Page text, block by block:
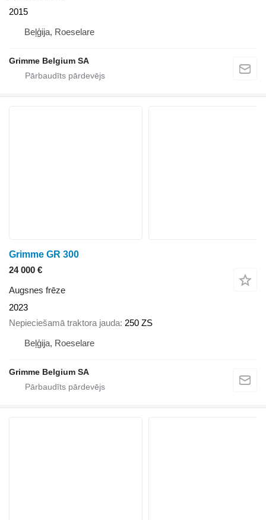
2015
Beļģija, Roeselare
Grimme Belgium SA
Grimme GR 300
24 000 €
Augsnes frēze
2023
Nepieciešamā traktora jauda 250 ZS
Beļģija, Roeselare
Grimme Belgium SA